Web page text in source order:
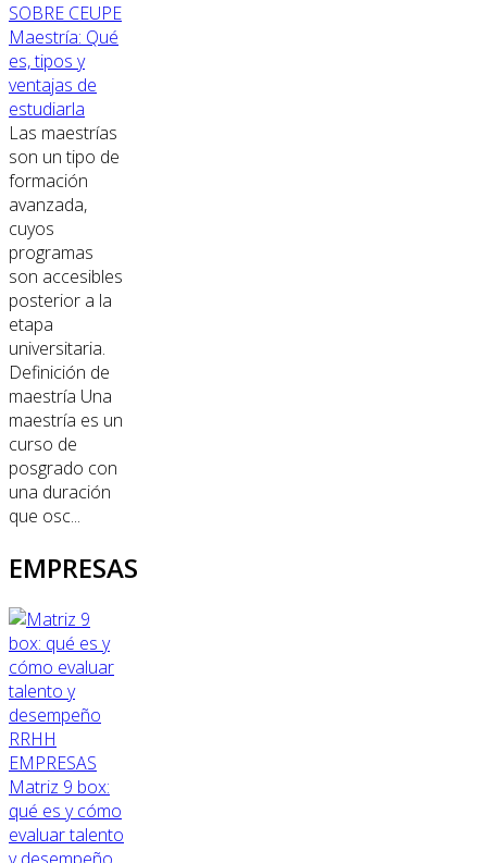
SOBRE CEUPE
Maestría: Qué
es, tipos y
ventajas de
estudiarla
Las maestrías
son un tipo de
formación
avanzada,
cuyos
programas
son accesibles
posterior a la
etapa
universitaria.
Definición de
maestría Una
maestría es un
curso de
posgrado con
una duración
que osc...
EMPRESAS
RRHH
EMPRESAS
Matriz 9 box:
qué es y cómo
evaluar talento